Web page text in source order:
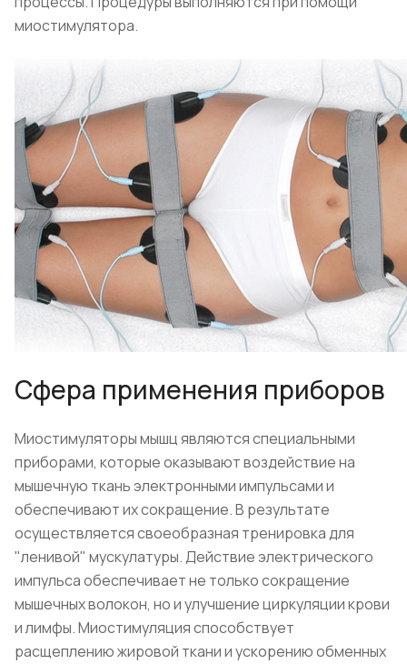
миостимулятора.
Сфера применения приборов
Миостимуляторы мышц являются специальными
приборами, которые оказывают воздействие на
мышечную ткань электронными импульсами и
обеспечивают их сокращение. В результате
осуществляется своеобразная тренировка для
"ленивой" мускулатуры. Действие электрического
импульса обеспечивает не только сокращение
мышечных волокон, но и улучшение циркуляции крови
и лимфы. Миостимуляция способствует
расщеплению жировой ткани и ускорению обменных